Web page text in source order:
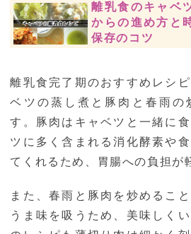
離乳食のキャベ
からの進め方と
保存のコツ
離乳食完了期のおすすめレシ
ベツの蒸し煮と豚肉と春雨の
す。豚肉はキャベツと一緒に
ツに多く含まれる消化酵素や
てくれるため、胃腸への負担が
また、春雨と豚肉を炒めるこ
うま味を吸うため、美味しく